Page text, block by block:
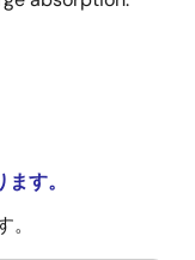
す。